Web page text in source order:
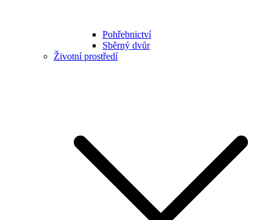
Pohřebnictví
Sběrný dvůr
Životní prostředí